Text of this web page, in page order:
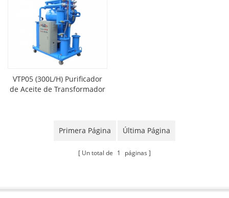
VTP05 (300L/H) Purificador
de Aceite de Transformador
Primera Página Última Página
Un total de 1 páginas